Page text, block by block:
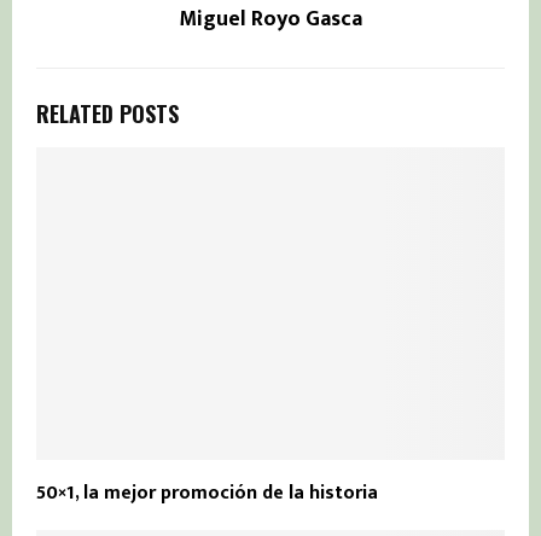
Miguel Royo Gasca
RELATED POSTS
50×1, la mejor promoción de la historia